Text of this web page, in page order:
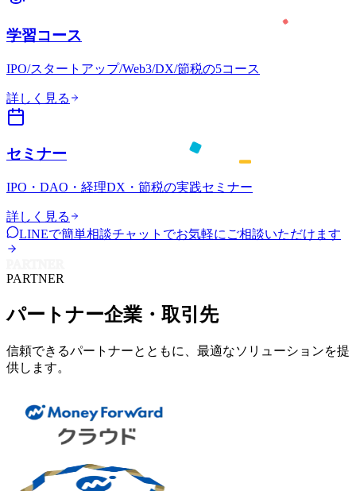
学習コース
IPO/スタートアップ/Web3/DX/節税の5コース
詳しく見る
セミナー
IPO・DAO・経理DX・節税の実践セミナー
詳しく見る
LINEで簡単相談チャットでお気軽にご相談いただけます
PARTNER
パートナー企業・取引先
信頼できるパートナーとともに、最適なソリューションを提
供します。